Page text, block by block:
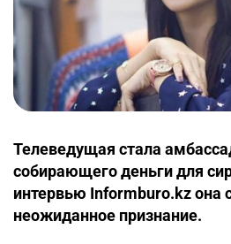
Телеведущая стала
собирающего деньги для
интервью Informburo.kz она
неожиданное признание.